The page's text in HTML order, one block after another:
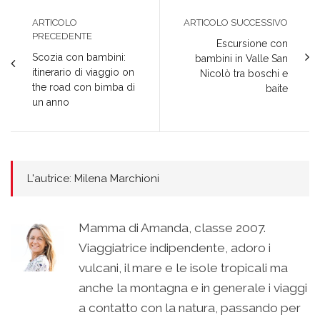
ARTICOLO
PRECEDENTE
Scozia con bambini:
itinerario di viaggio on
the road con bimba di
un anno
ARTICOLO SUCCESSIVO
Escursione con
bambini in Valle San
Nicolò tra boschi e
baite
L'autrice: Milena Marchioni
Mamma di Amanda, classe 2007.
Viaggiatrice indipendente, adoro i
vulcani, il mare e le isole tropicali ma
anche la montagna e in generale i viaggi
a contatto con la natura, passando per